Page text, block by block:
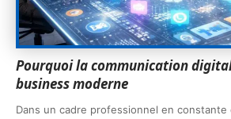
Pourquoi la communication
business moderne
Dans un cadre professionnel en constante